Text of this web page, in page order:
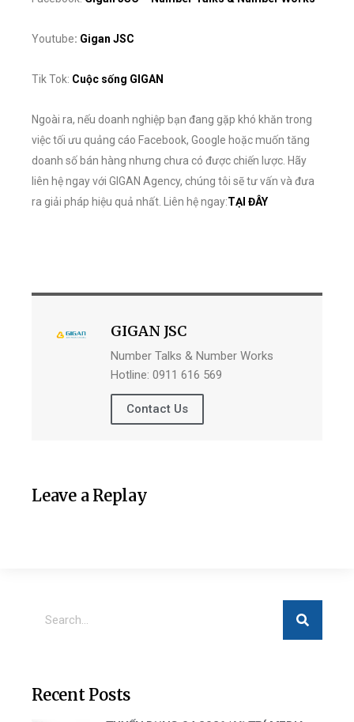
Youtube: Gigan JSC
Tik Tok: Cuộc sống GIGAN
Ngoài ra, nếu doanh nghiệp bạn đang gặp khó khăn trong
việc tối ưu quảng cáo Facebook, Google hoặc muốn tăng
doanh số bán hàng nhưng chưa có được chiến lược. Hãy
liên hệ ngay với GIGAN Agency, chúng tôi sẽ tư vấn và đưa
ra giải pháp hiệu quả nhất. Liên hệ ngay:TẠI ĐÂY
GIGAN JSC
Number Talks & Number Works
Hotline: 0911 616 569
Contact Us
Leave a Replay
Recent Posts